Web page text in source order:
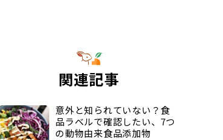
関連記事
意外と知られていない？食
品ラベルで確認したい、7つ
の動物由来食品添加物